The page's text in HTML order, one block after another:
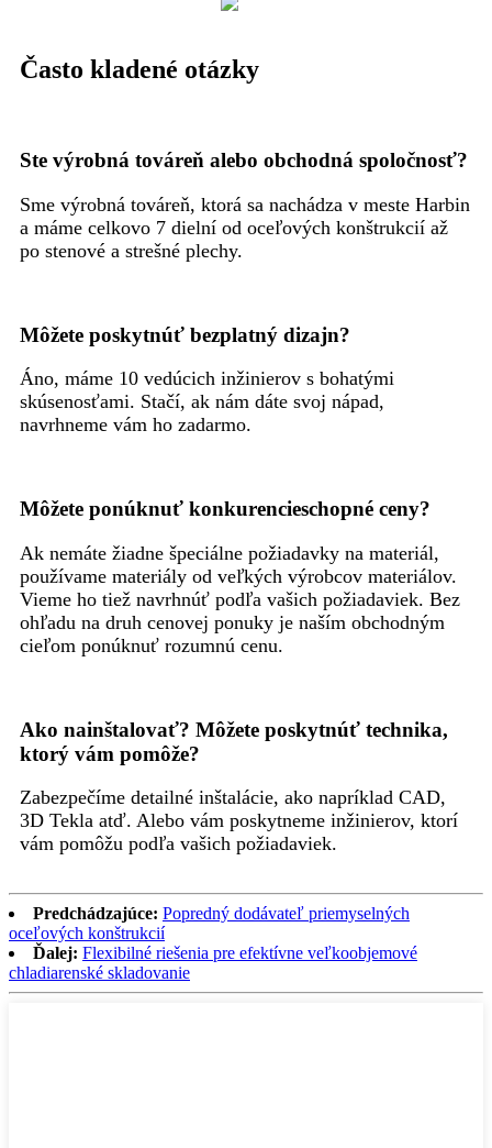
Často kladené otázky
Ste výrobná továreň alebo obchodná spoločnosť?
Sme výrobná továreň, ktorá sa nachádza v meste Harbin
a máme celkovo 7 dielní od oceľových konštrukcií až
po stenové a strešné plechy.
Môžete poskytnúť bezplatný dizajn?
Áno, máme 10 vedúcich inžinierov s bohatými
skúsenosťami. Stačí, ak nám dáte svoj nápad,
navrhneme vám ho zadarmo.
Môžete ponúknuť konkurencieschopné ceny?
Ak nemáte žiadne špeciálne požiadavky na materiál,
používame materiály od veľkých výrobcov materiálov.
Vieme ho tiež navrhnúť podľa vašich požiadaviek. Bez
ohľadu na druh cenovej ponuky je naším obchodným
cieľom ponúknuť rozumnú cenu.
Ako nainštalovať? Môžete poskytnúť technika,
ktorý vám pomôže?
Zabezpečíme detailné inštalácie, ako napríklad CAD,
3D Tekla atď. Alebo vám poskytneme inžinierov, ktorí
vám pomôžu podľa vašich požiadaviek.
Predchádzajúce: Popredný dodávateľ priemyselných
oceľových konštrukcií
Ďalej: Flexibilné riešenia pre efektívne veľkoobjemové
chladiarenské skladovanie